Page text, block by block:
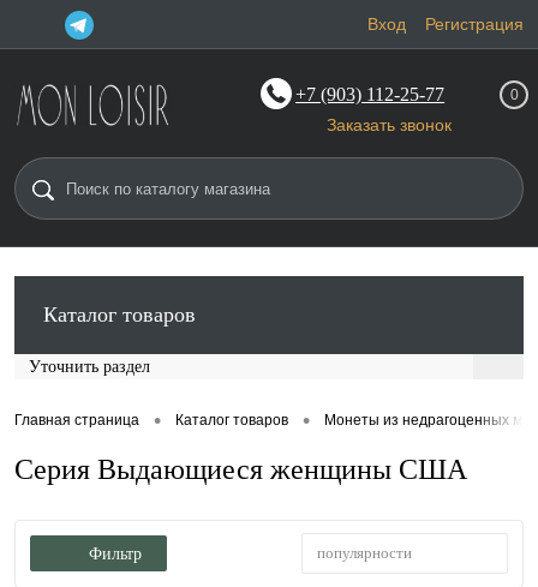
Вход Регистрация
+7 (903) 112-25-77
Заказать звонок
0
Каталог товаров
Уточнить раздел
Главная страница • Каталог товаров • Монеты из недрагоценных
Серия Выдающиеся женщины США
Фильтр популярности